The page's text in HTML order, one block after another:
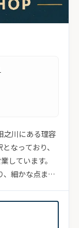
之川にある理容
なっており、
しています。
細かな点まで